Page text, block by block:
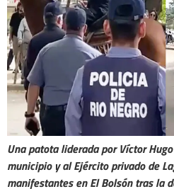
Una patota liderada por Víctor
municipio y al Ejército privado de
manifestantes en El Bolsón tras la